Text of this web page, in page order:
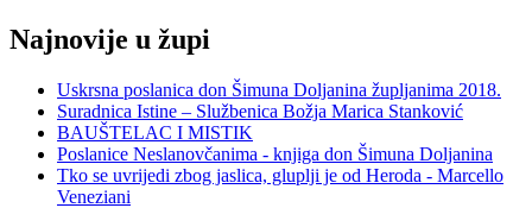
Najnovije u župi
Uskrsna poslanica don Šimuna Doljanina župljanima 2018.
Suradnica Istine – Službenica Božja Marica Stanković
BAUŠTELAC I MISTIK
Poslanice Neslanovčanima - knjiga don Šimuna Doljanina
Tko se uvrijedi zbog jaslica, gluplji je od Heroda - Marcello
Veneziani